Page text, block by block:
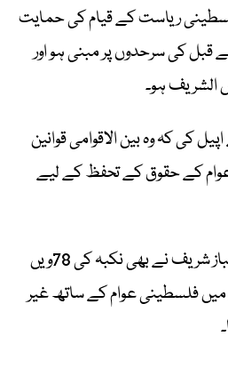
ریاست کے قیام کی حمایت
رکھے گا، جو 1967 سے قبل کی سرحدوں پر مبنی ہو اور
الشریف ہو۔
کی کہ وہ بین الاقوامی قوانین
کے حقوق کے تحفظ کے لیے
دوسری جانب وزیراعظم شہباز شریف نے بھی نکبہ کی 78ویں
میں فلسطینی عوام کے ساتھ غیر